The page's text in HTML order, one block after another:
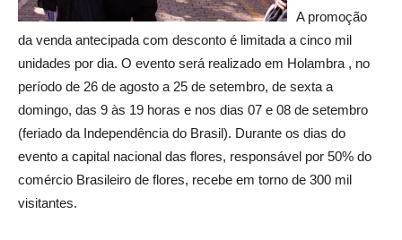
A promoção
da venda antecipada com desconto é limitada a cinco mil
unidades por dia. O evento será realizado em Holambra , no
período de 26 de agosto a 25 de setembro, de sexta a
domingo, das 9 às 19 horas e nos dias 07 e 08 de setembro
(feriado da Independência do Brasil). Durante os dias do
evento a capital nacional das flores, responsável por 50% do
comércio Brasileiro de flores, recebe em torno de 300 mil
visitantes.